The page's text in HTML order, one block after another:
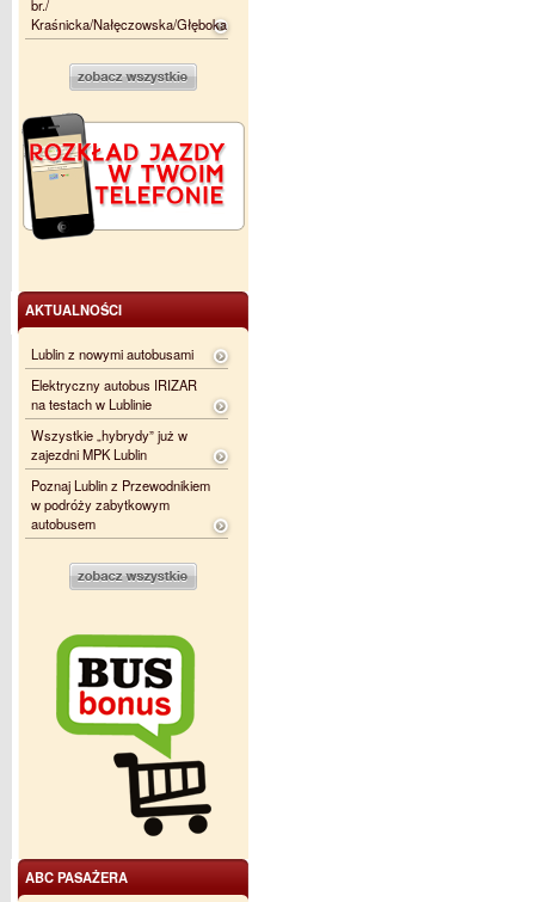
br./
Kraśnicka/Nałęczowska/Głęboka
AKTUALNOŚCI
Lublin z nowymi autobusami
Elektryczny autobus IRIZAR
na testach w Lublinie
Wszystkie „hybrydy” już w
zajezdni MPK Lublin
Poznaj Lublin z Przewodnikiem
w podróży zabytkowym
autobusem
ABC PASAŻERA